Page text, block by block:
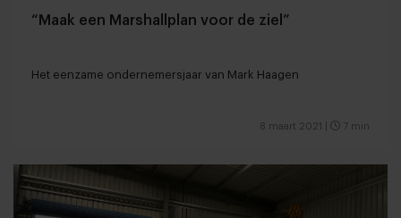
“Maak een Marshallplan voor de ziel”
Het eenzame ondernemersjaar van Mark Haagen
8 maart 2021 7 min